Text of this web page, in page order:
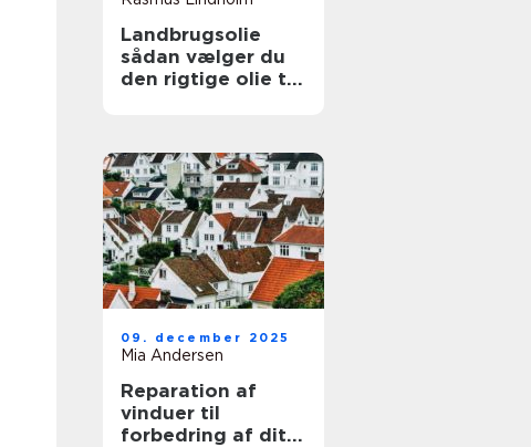
Landbrugsolie
sådan vælger du
den rigtige olie til
09. december 2025
Mia Andersen
Reparation af
vinduer til
forbedring af dit